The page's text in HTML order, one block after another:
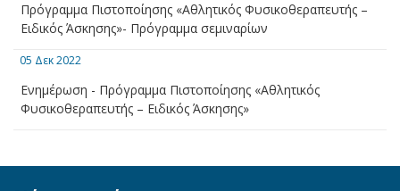
Πρόγραμμα Πιστοποίησης «Αθλητικός Φυσικοθεραπευτής –
Ειδικός Άσκησης»- Πρόγραμμα σεμιναρίων
05 Δεκ 2022
Ενημέρωση - Πρόγραμμα Πιστοποίησης «Αθλητικός
Φυσικοθεραπευτής – Ειδικός Άσκησης»